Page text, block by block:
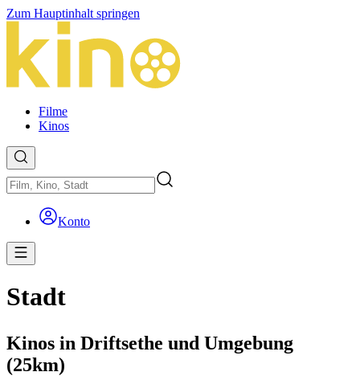
Zum Hauptinhalt springen
Filme
Kinos
Konto
Stadt
Kinos in Driftsethe und Umgebung
(25km)